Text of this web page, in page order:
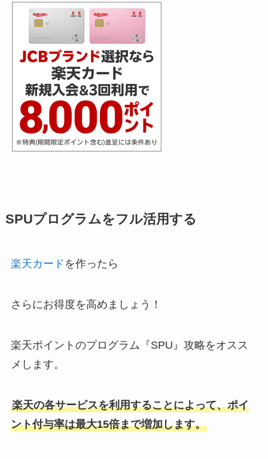
SPUプログラムをフル活用する
楽天カード を作ったら
さらにお得度を高めましょう！
楽天ポイントのプログラム『SPU』攻略をオスス
メします。
楽天の各サービスを利用することによって、ポイ
ント付与率は最大15倍まで増加します。